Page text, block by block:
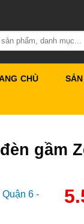
CHỦ
gầm